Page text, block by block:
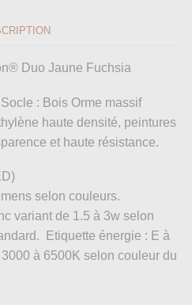
Duo Jaune Fuchsia
: Bois Orme massif
haute densité, peintures
et haute résistance.
selon couleurs.
variant de 1.5 à 3w selon
Etiquette énergie : E à
à 6500K selon couleur du